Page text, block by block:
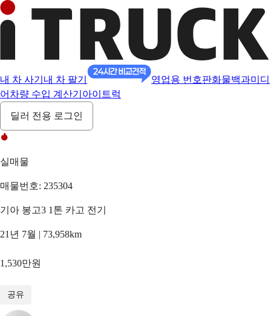
내 차 사기 내 차 팔기 영업용 번호판화물백과미디
어 차량 수입 계산기 아이트럭
딜러 전용 로그인
실매물
매물번호: 235304
기아 봉고3 1톤 카고 전기
21년 7월 | 73,958km
1,530만원
공유
/18